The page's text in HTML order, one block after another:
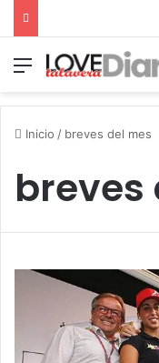
Menú
Inicio / breves del mes
breves